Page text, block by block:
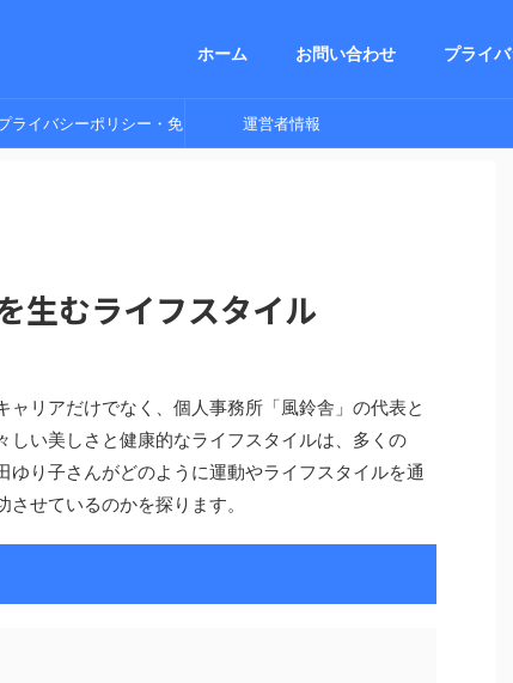
ホーム お問い合わせ プライ
ライバシーポリシー・免 運営者情報
むライフスタイル
リアだけでなく、個人事務所「風鈴舎」の代表と
しい美しさと健康的なライフスタイルは、多くの
ゆり子さんがどのように運動やライフスタイルを通
せているのかを探ります。